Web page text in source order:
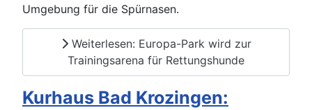
Umgebung für die Spürnasen.
Weiterlesen: Europa-Park wird zur
Trainingsarena für Rettungshunde
Kurhaus Bad Krozingen: